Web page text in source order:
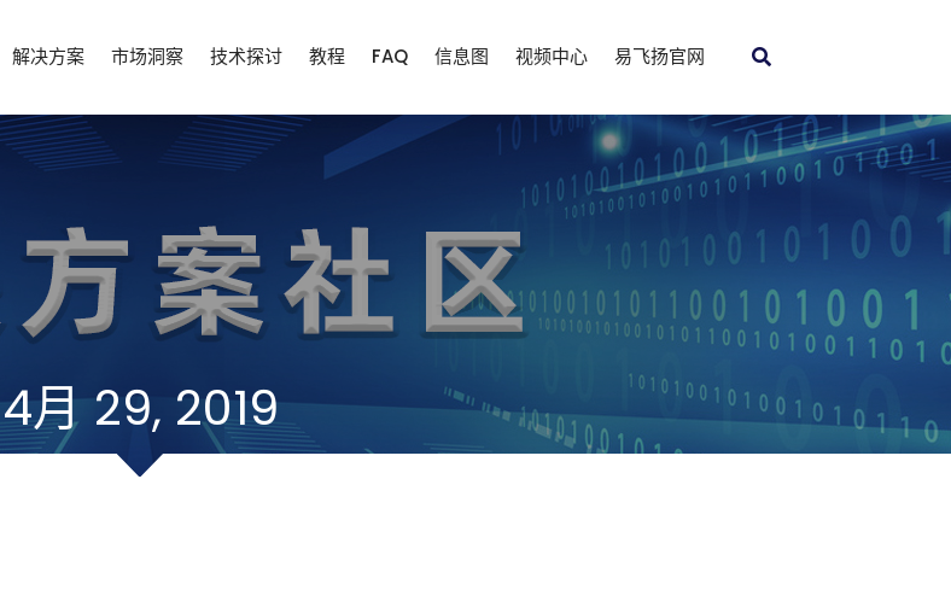
解决方案 市场洞察 技术探讨 教程 FAQ 信息图 视频中心 易飞扬官网
4月 29, 2019